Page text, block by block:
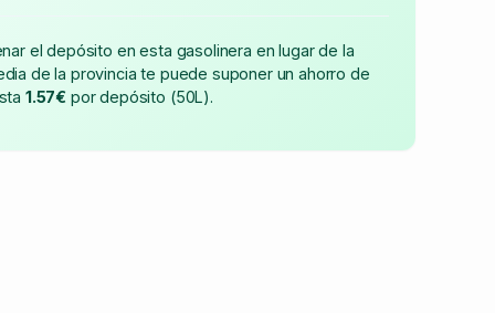
el depósito en esta gasolinera en lugar de la
de la provincia te puede suponer un ahorro de
1.57€ por depósito (50L).